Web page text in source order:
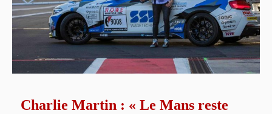
Charlie Martin : « Le Mans reste